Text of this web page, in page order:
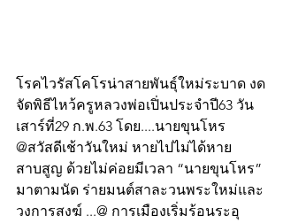
โรคไวรัสโคโรน่าสายพันธุ์ใหม่ระบาด งด
จัดพิธีไหว้ครูหลวงพ่อเปิ่นประจำปี63 วัน
เสาร์ที่29 ก.พ.63 โดย....นายขุนโหร
@สวัสดีเช้าวันใหม่ หายไปไม่ได้หาย
สาบสูญ ด้วยไม่ค่อยมีเวลา “นายขุนโหร”
มาตามนัด ร่ายมนต์สาละวนพระใหม่และ
วงการสงฆ์ ...@ การเมืองเริ่มร้อนระอุ